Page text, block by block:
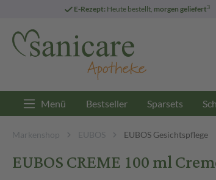
E-Rezept: Heute bestellt, morgen geliefert3
Menü Bestseller Sparsets
Markenshop EUBOS EUBOS Gesichtspflege
EUBOS CREME 100 ml